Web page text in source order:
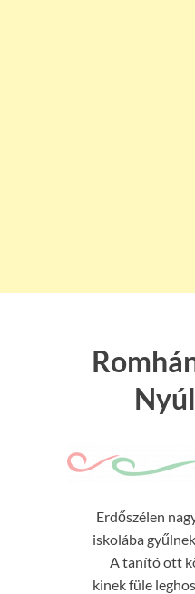
Erdőszélen
iskolába
A tanító ott
kinek füle